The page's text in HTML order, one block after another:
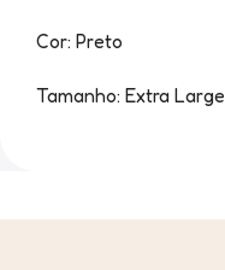
Cor: Preto
Tamanho: Extra Large